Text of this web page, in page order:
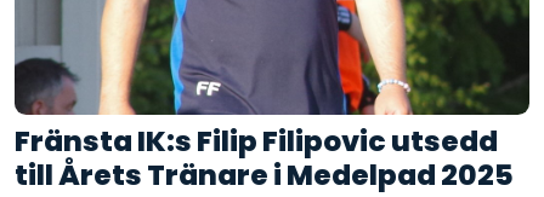
Fränsta IK:s Filip Filipovic utsedd
till Årets Tränare i Medelpad 2025